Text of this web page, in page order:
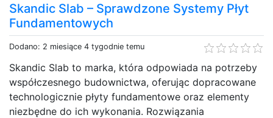
Skandic Slab – Sprawdzone Systemy Płyt
Fundamentowych
Dodano: 2 miesiące 4 tygodnie temu
Skandic Slab to marka, która odpowiada na potrzeby
współczesnego budownictwa, oferując dopracowane
technologicznie płyty fundamentowe oraz elementy
niezbędne do ich wykonania. Rozwiązania